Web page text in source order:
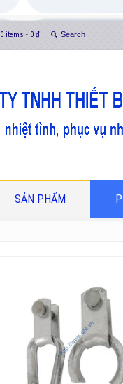
0 items - 0 ₫
SẢN PHẨM